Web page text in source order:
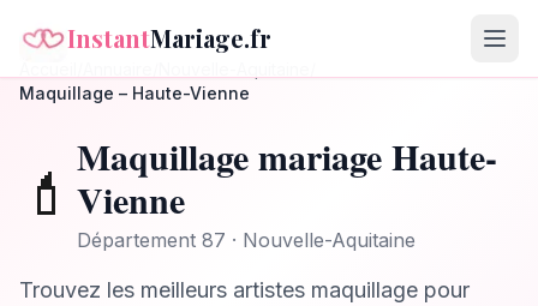
InstantMariage.fr
Maquillage – Haute-Vienne
💄
MaquillagemariageHaute-
Vienne
Département 87 · Nouvelle-Aquitaine
Trouvez les meilleurs artistes maquillage pour